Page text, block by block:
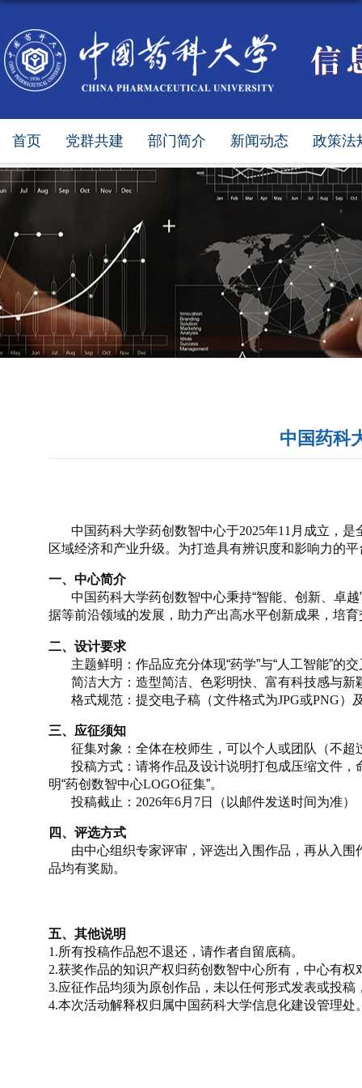
首页 党群共建 部门简介 新闻动态 政策法
中国药科
中国药科大学药创数智中心于2025年11 月成立，是
区域经济和产业升级。为打造具有辨识度和影响力的
一、中心简介
中国药科大学药创数智中心秉持“智能、创新、卓
据等前沿领域的发展，助力产出高水平创新成果，培
二、设计要求
主题鲜明：作品应充分体现“药学”与“人工智能”的
简洁大方：造型简洁、色彩明快、富有科技感与
格式规范：提交电子稿（文件格式为JPG或PNG）
三、应征须知
征集对象：全体在校师生，可以个人或团队（不超
投稿方式：请将作品及设计说明打包成压缩文件，
明“药创数智中心LOGO征集”。
投稿截止： 2026年6月 7日（以邮件发送时间为准）
四、评选方式
由中心组织专家评审，评选出入围作品，再从入围
品均有奖励。
五、其他说明
1.所有投稿作品恕不退还，请作者自留底稿。
2.获奖作品的知识产权归药创数智中心所有，中心有权
3.应征作品均须为原创作品，未以任何形式发表或投稿
4.本次活动解释权归属中国药科大学信息化建设管理处